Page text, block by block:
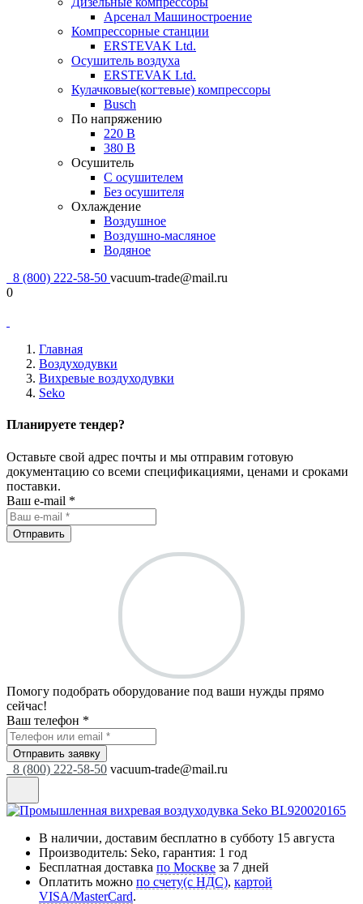
Арсенал Машиностроение
Компрессорные станции
ERSTEVAK Ltd.
Осушитель воздуха
ERSTEVAK Ltd.
Кулачковые(когтевые) компрессоры
Busch
По напряжению
220 В
380 В
Осушитель
С осушителем
Без осушителя
Охлаждение
Воздушное
Воздушно-масляное
Водяное
8 (800) 222-58-50 vacuum-trade@mail.ru
0
Главная
Воздуходувки
Вихревые воздуходувки
Seko
Планируете тендер?
Оставьте свой адрес почты и мы отправим готовую
документацию со всеми спецификациями, ценами и сроками
поставки.
Ваш e-mail *
Отправить
Помогу подобрать оборудование под ваши нужды прямо
сейчас!
Ваш телефон *
Отправить заявку
8 (800) 222-58-50 vacuum-trade@mail.ru
В наличии, доставим бесплатно в субботу 15 августа
Производитель: Seko, гарантия: 1 год
Бесплатная доставка по Москве за 7 дней
Оплатить можно по счету(с НДС), картой
VISA/MasterCard.